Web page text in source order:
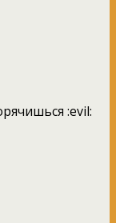
:evil: